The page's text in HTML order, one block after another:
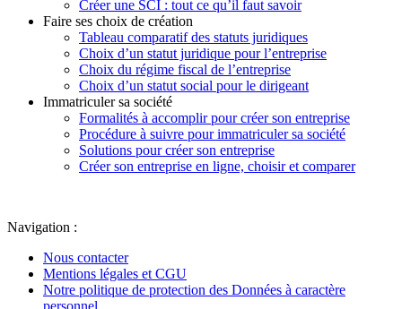
Créer une SCI : tout ce qu’il faut savoir
Faire ses choix de création
Tableau comparatif des statuts juridiques
Choix d’un statut juridique pour l’entreprise
Choix du régime fiscal de l’entreprise
Choix d’un statut social pour le dirigeant
Immatriculer sa société
Formalités à accomplir pour créer son entreprise
Procédure à suivre pour immatriculer sa société
Solutions pour créer son entreprise
Créer son entreprise en ligne, choisir et comparer
Navigation :
Nous contacter
Mentions légales et CGU
Notre politique de protection des Données à caractère